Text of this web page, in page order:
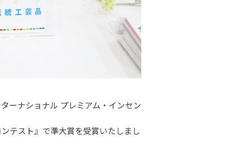
ーナショナル プレミアム・インセン
テスト』で準大賞を受賞いたしまし